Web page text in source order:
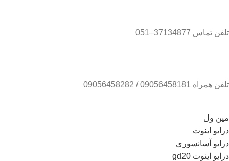
تلفن تماس 37134877–051
تلفن همراه 09056458181 / 09056458282
مین ول
درایو اینوت
درایو آسانسوری
درایو اینوت gd20